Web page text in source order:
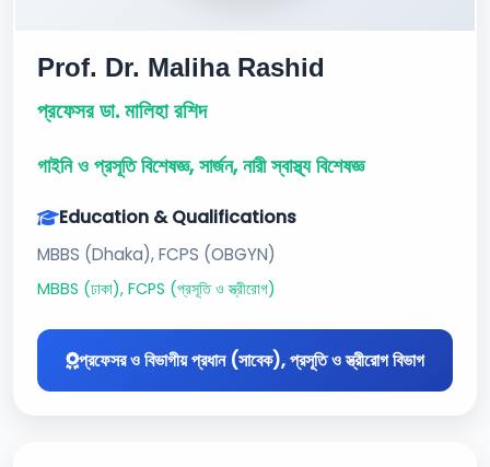
Prof. Dr. Maliha Rashid
প্রফেসর ডা. মালিহা রশিদ
গাইনি ও প্রসূতি বিশেষজ্ঞ, সার্জন, নারী স্বাস্থ্য বিশেষজ্ঞ
Education & Qualifications
MBBS (Dhaka), FCPS (OBGYN)
MBBS (ঢাকা), FCPS (প্রসূতি ও স্ত্রীরোগ)
প্রফেসর ও বিভাগীয় প্রধান (সাবেক), প্রসূতি ও স্ত্রীরোগ বিভাগ